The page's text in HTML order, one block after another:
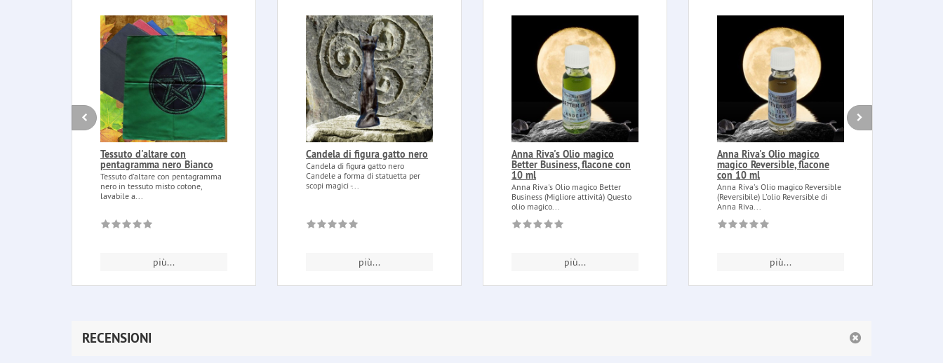
Tessuto d'altare con
pentagramma nero Bianco
Tessuto d'altare con pentagramma
nero in tessuto misto cotone,
lavabile a...
più...
Candela di figura gatto nero
Candela di figura gatto nero
Candele a forma di statuetta per
scopi magici -...
più...
Anna Riva's Olio magico
Better Business, flacone con
10 ml
Anna Riva's Olio magico Better
Business (Migliore attività) Questo
olio magico...
più...
Anna Riva's Olio magico
magico Reversible, flacone
con 10 ml
Anna Riva's Olio magico Reversible
(Reversibile) L'olio Reversible di
Anna Riva...
più...
RECENSIONI